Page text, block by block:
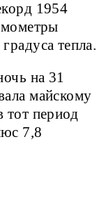
1954
тепла.
на 31
майскому
тот период
7,8